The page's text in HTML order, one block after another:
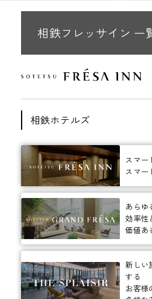
相鉄フレッサイン 一
相鉄ホテルズ
スマー
スマー
あらゆ
効率性
価値あ
新しい
する
お客様